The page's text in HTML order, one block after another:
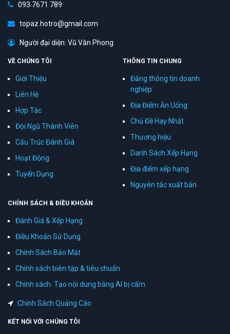
093 7671 789
topaz.hotro@gmail.com
Người đại diện: Vũ Văn Phong
VỀ CHÚNG TÔI
Giới Thiệu
Liên Hệ
Hợp Tác
Đội Ngũ Thành Viên
Cấu Trúc Đánh Giá
Hoạt Động
Tuyển Dụng
THÔNG TIN CHUNG
Đăng thông tin doanh
nghiệp
Địa Điểm Ăn Uống
Chủ Đề Hay Nhất
Thương hiệu
Danh Sách Xếp Hạng
Địa điểm xếp hạng
Nguyên tắc xuất bản
CHÍNH SÁCH & ĐIỀU KHOẢN
Đánh Giá & Xếp Hạng
Điều Khoản Sử Dụng
Chính Sách Bảo Mật
Chính sách biên tập & tiêu chuẩn
Chính sách: Tạo nội dung bằng AI bị cấm
Chính Sách Quảng Cáo
KẾT NỐI VỚI CHÚNG TÔI